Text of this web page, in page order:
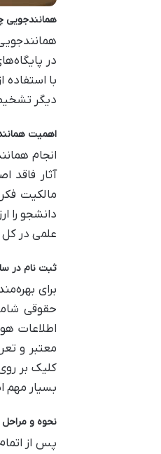
در
با
دیگر
اهمیت
انجام
آثار
مالکیت
دانشجو را
علمی در
ثبت نام در
برای
حقوقی
اطلاعات
معتبر و
کلیک بر
بسیار مهم
نحوه و مراحل
پس از